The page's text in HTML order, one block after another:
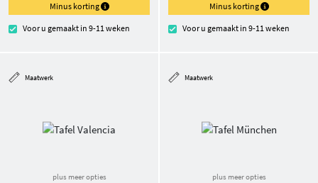
Minus korting
Voor u gemaakt in 9-11 weken
Minus korting
Voor u gemaakt in 9-11 weken
Maatwerk
plus meer opties
Maatwerk
plus meer opties